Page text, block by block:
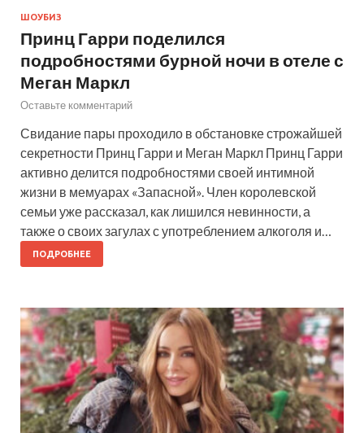
ШОУБИЗ
Принц Гарри поделился
подробностями бурной ночи в отеле с
Меган Маркл
Оставьте комментарий
Свидание пары проходило в обстановке строжайшей
секретности Принц Гарри и Меган Маркл Принц Гарри
активно делится подробностями своей интимной
жизни в мемуарах «Запасной». Член королевской
семьи уже рассказал, как лишился невинности, а
также о своих загулах с употреблением алкоголя и…
ПОДРОБНЕЕ